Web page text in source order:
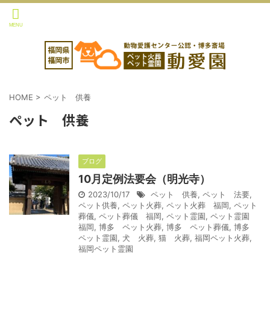
HOME > ペット 供養
ペット 供養
ブログ
10月定例法要会（明光寺）
2023/10/17 ペット 供養, ペット 法要,
ペット供養, ペット火葬, ペット火葬 福岡, ペット
葬儀, ペット葬儀 福岡, ペット霊園, ペット霊園
福岡, 博多 ペット火葬, 博多 ペット葬儀, 博多
ペット霊園, 犬 火葬, 猫 火葬, 福岡ペット火葬,
福岡ペット霊園